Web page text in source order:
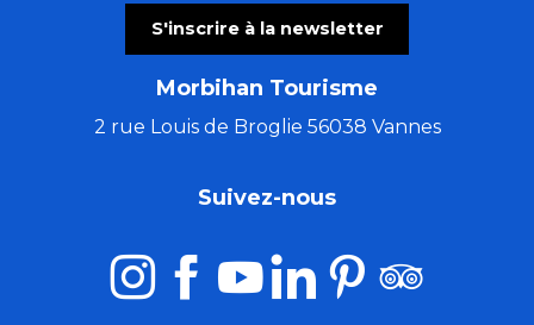
Ploërmel sur les pas du Dragon
Visite commentée de l'exposition temporaire
Concert Alma Criola
Concert de Christophe Guillemot - harpiste luthier
Art Péros – Dark Swallows
S'inscrire à la newsletter
Morbihan Tourisme
2 rue Louis de Broglie 56038 Vannes
Suivez-nous